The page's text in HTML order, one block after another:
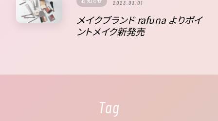
2023.03.01
メイクブランド rafuna よりポイ
ントメイク新発売
Tag